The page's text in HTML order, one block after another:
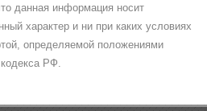
данная информация носит
характер и ни при каких условиях
определяемой положениями
РФ.